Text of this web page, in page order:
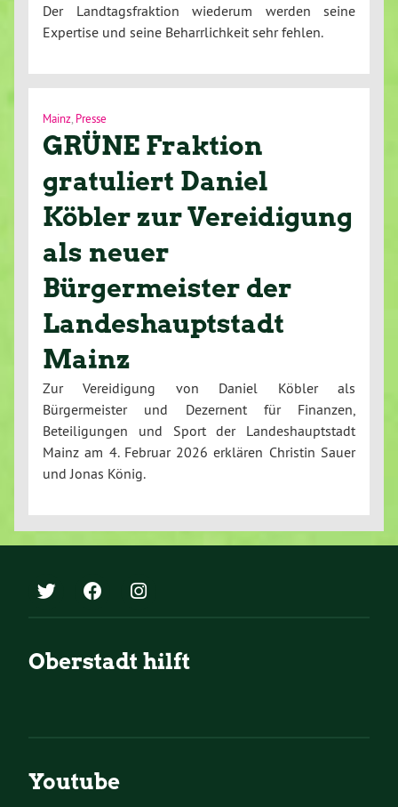
Der Landtagsfraktion wiederum werden seine
Expertise und seine Beharrlichkeit sehr fehlen.
Mainz, Presse
GRÜNE Fraktion
gratuliert Daniel
Köbler zur Vereidigung
als neuer
Bürgermeister der
Landeshauptstadt
Mainz
Zur Vereidigung von Daniel Köbler als
Bürgermeister und Dezernent für Finanzen,
Beteiligungen und Sport der Landeshauptstadt
Mainz am 4. Februar 2026 erklären Christin Sauer
und Jonas König.
Oberstadt hilft
Youtube